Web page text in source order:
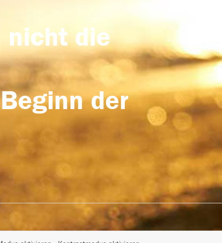
nicht die
der